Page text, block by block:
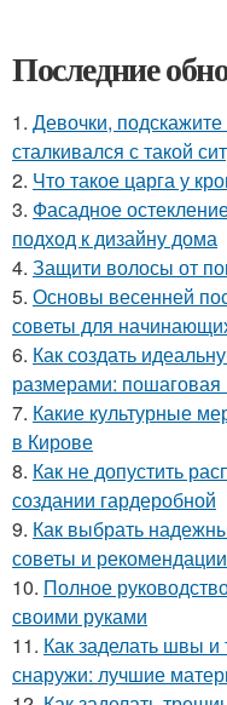
Последние
1. Девочки,
сталкивался с такой
2. Что такое царга у
3. Фасадное
подход к дизайну дома
4. Защити волосы от
5. Основы весенней
советы для
6. Как создать
размерами: пошаговая
7. Какие культурные
в Кирове
8. Как не допустить
создании гардеробной
9. Как выбрать
советы и рекомендации
10. Полное
своими руками
11. Как заделать швы
снаружи: лучшие